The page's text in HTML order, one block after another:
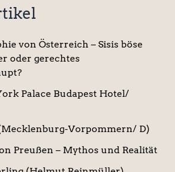
von Österreich – Sisis böse
oder gerechtes
Palace Budapest Hotel/
Vorpommern/ D)
Preußen – Mythos und Realität